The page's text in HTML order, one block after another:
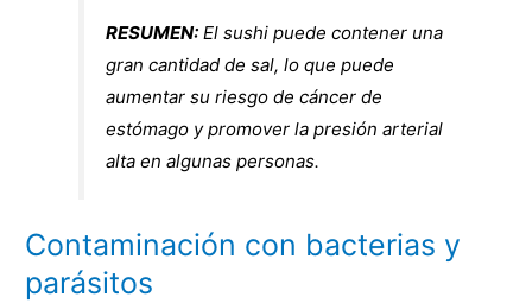
RESUMEN: El sushi puede contener una
gran cantidad de sal, lo que puede
aumentar su riesgo de cáncer de
estómago y promover la presión arterial
alta en algunas personas.
Contaminación con bacterias y
parásitos